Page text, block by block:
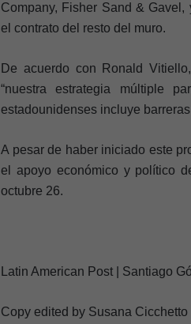
Company, Fisher Sand &
el contrato del resto del muro.
De acuerdo con Ronald
“nuestra estrategia múltiple
estadounidenses incluye
A pesar de haber iniciado este
el apoyo económico y político
octubre 26.
Latin American Post | Santiago
Copy edited by Susana Cicchetto